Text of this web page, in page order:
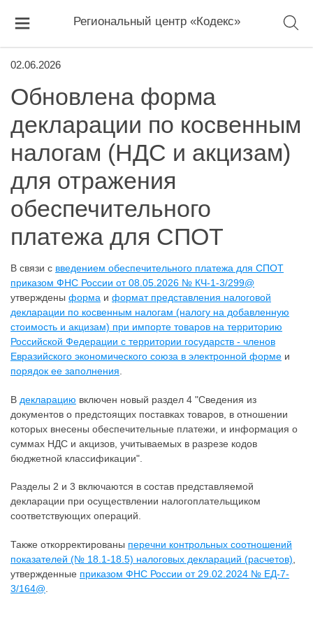
Региональный центр «Кодекс»
02.06.2026
Обновлена форма
декларации по косвенным
налогам (НДС и акцизам)
для отражения
обеспечительного
платежа для СПОТ
В связи с введением обеспечительного платежа для СПОТ
приказом ФНС России от 08.05.2026 № КЧ-1-3/299@
утверждены форма и формат представления налоговой
декларации по косвенным налогам (налогу на добавленную
стоимость и акцизам) при импорте товаров на территорию
Российской Федерации с территории государств - членов
Евразийского экономического союза в электронной форме и
порядок ее заполнения
В декларацию включен новый раздел 4 "Сведения из
документов о предстоящих поставках товаров, в отношении
которых внесены обеспечительные платежи, и информация о
суммах НДС и акцизов, учитываемых в разрезе кодов
бюджетной классификации".
Разделы 2 и 3 включаются в состав представляемой
декларации при осуществлении налогоплательщиком
соответствующих операций.
Также откорректированы перечни контрольных соотношений
показателей (№ 18.1-18.5) налоговых деклараций (расчетов)
утвержденные приказом ФНС России от 29.02.2024 № ЕД-7-
3/164@